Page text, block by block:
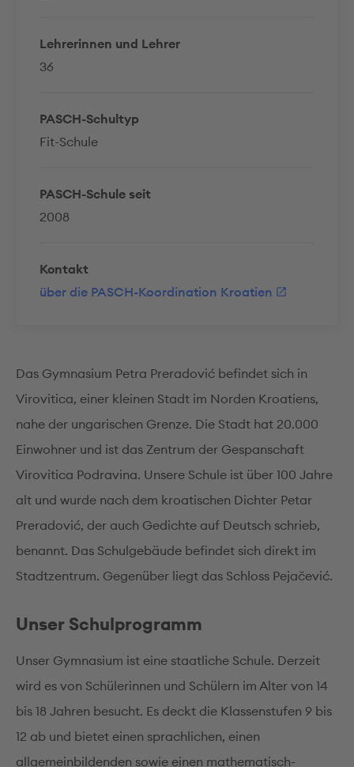
Lehrerinnen und Lehrer
36
PASCH-Schultyp
Fit-Schule
PASCH-Schule seit
2008
Kontakt
über die PASCH-Koordination Kroatien
Das Gymnasium Petra Preradović befindet sich in
Virovitica, einer kleinen Stadt im Norden Kroatiens,
nahe der ungarischen Grenze. Die Stadt hat 20.000
Einwohner und ist das Zentrum der Gespanschaft
Virovitica Podravina. Unsere Schule ist über 100 Jahre
alt und wurde nach dem kroatischen Dichter Petar
Preradović, der auch Gedichte auf Deutsch schrieb,
benannt. Das Schulgebäude befindet sich direkt im
Stadtzentrum. Gegenüber liegt das Schloss Pejačević.
Unser Schulprogramm
Unser Gymnasium ist eine staatliche Schule. Derzeit
wird es von Schülerinnen und Schülern im Alter von 14
bis 18 Jahren besucht. Es deckt die Klassenstufen 9 bis
12 ab und bietet einen sprachlichen, einen
allgemeinbildenden sowie einen mathematisch-